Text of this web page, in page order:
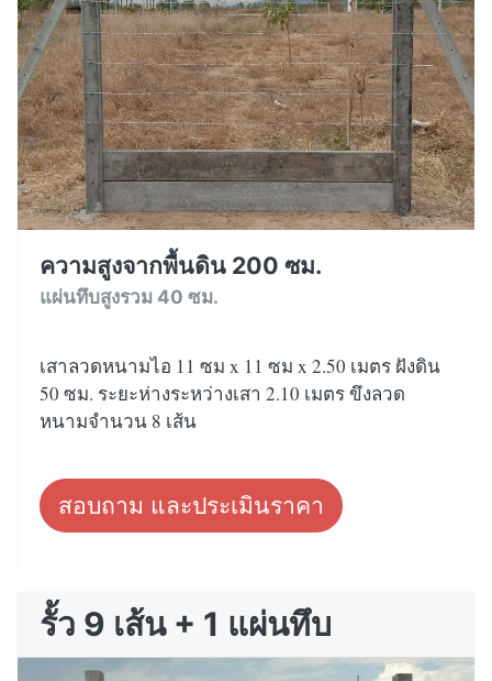
ความสูงจากพื้นดิน 200 ซม.
แผ่นทึบสูงรวม 40 ซม.
เสาลวดหนามไอ 11 ซม x 11 ซม x 2.50 เมตร ฝังดิน
50 ซม. ระยะห่างระหว่างเสา 2.10 เมตร ขึงลวด
หนามจำนวน 8 เส้น
สอบถาม และประเมินราคา
รั้ว 9 เส้น + 1 แผ่นทึบ